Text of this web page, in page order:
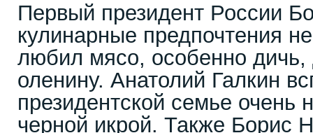
Первый президент России
кулинарные предпочтения
любил мясо, особенно дичь,
оленину. Анатолий Галкин
президентской семье очень
черной икрой. Также Борис